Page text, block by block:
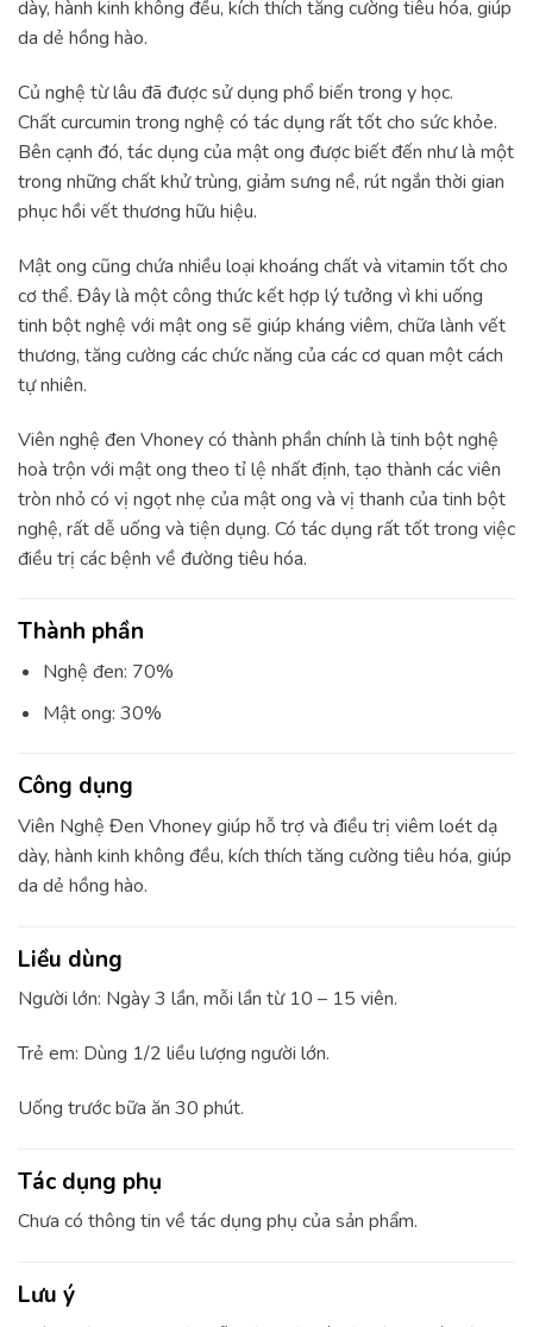
dày, hành kinh không đều, kích thích tăng cường tiêu hóa, giúp
da dẻ hồng hào.
Củ nghệ từ lâu đã được sử dụng phổ biến trong y học.
Chất curcumin trong nghệ có tác dụng rất tốt cho sức khỏe.
Bên cạnh đó, tác dụng của mật ong được biết đến như là một
trong những chất khử trùng, giảm sưng nề, rút ngắn thời gian
phục hồi vết thương hữu hiệu.
Mật ong cũng chứa nhiều loại khoáng chất và vitamin tốt cho
cơ thể. Đây là một công thức kết hợp lý tưởng vì khi uống
tinh bột nghệ với mật ong sẽ giúp kháng viêm, chữa lành vết
thương, tăng cường các chức năng của các cơ quan một cách
tự nhiên.
Viên nghệ đen Vhoney có thành phần chính là tinh bột nghệ
hoà trộn với mật ong theo tỉ lệ nhất định, tạo thành các viên
tròn nhỏ có vị ngọt nhẹ của mật ong và vị thanh của tinh bột
nghệ, rất dễ uống và tiện dụng. Có tác dụng rất tốt trong việc
điều trị các bệnh về đường tiêu hóa.
Thành phần
Nghệ đen: 70%
Mật ong: 30%
Công dụng
Viên Nghệ Đen Vhoney giúp hỗ trợ và điều trị viêm loét dạ
dày, hành kinh không đều, kích thích tăng cường tiêu hóa, giúp
da dẻ hồng hào.
Liều dùng
Người lớn: Ngày 3 lần, mỗi lần từ 10 – 15 viên.
Trẻ em: Dùng 1/2 liều lượng người lớn.
Uống trước bữa ăn 30 phút.
Tác dụng phụ
Chưa có thông tin về tác dụng phụ của sản phẩm.
Lưu ý